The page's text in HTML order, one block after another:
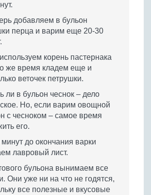
добавляем в бульон
перца и варим еще 20-30
корень пастернака
же время кладем еще и
веточек петрушки.
ли в бульон чеснок – дело
Но, если варим овощной
с чесноком – самое время
его.
до окончания варки
лавровый лист.
бульона вынимаем все
Они уже ни на что не годятся,
все полезные и вкусовые